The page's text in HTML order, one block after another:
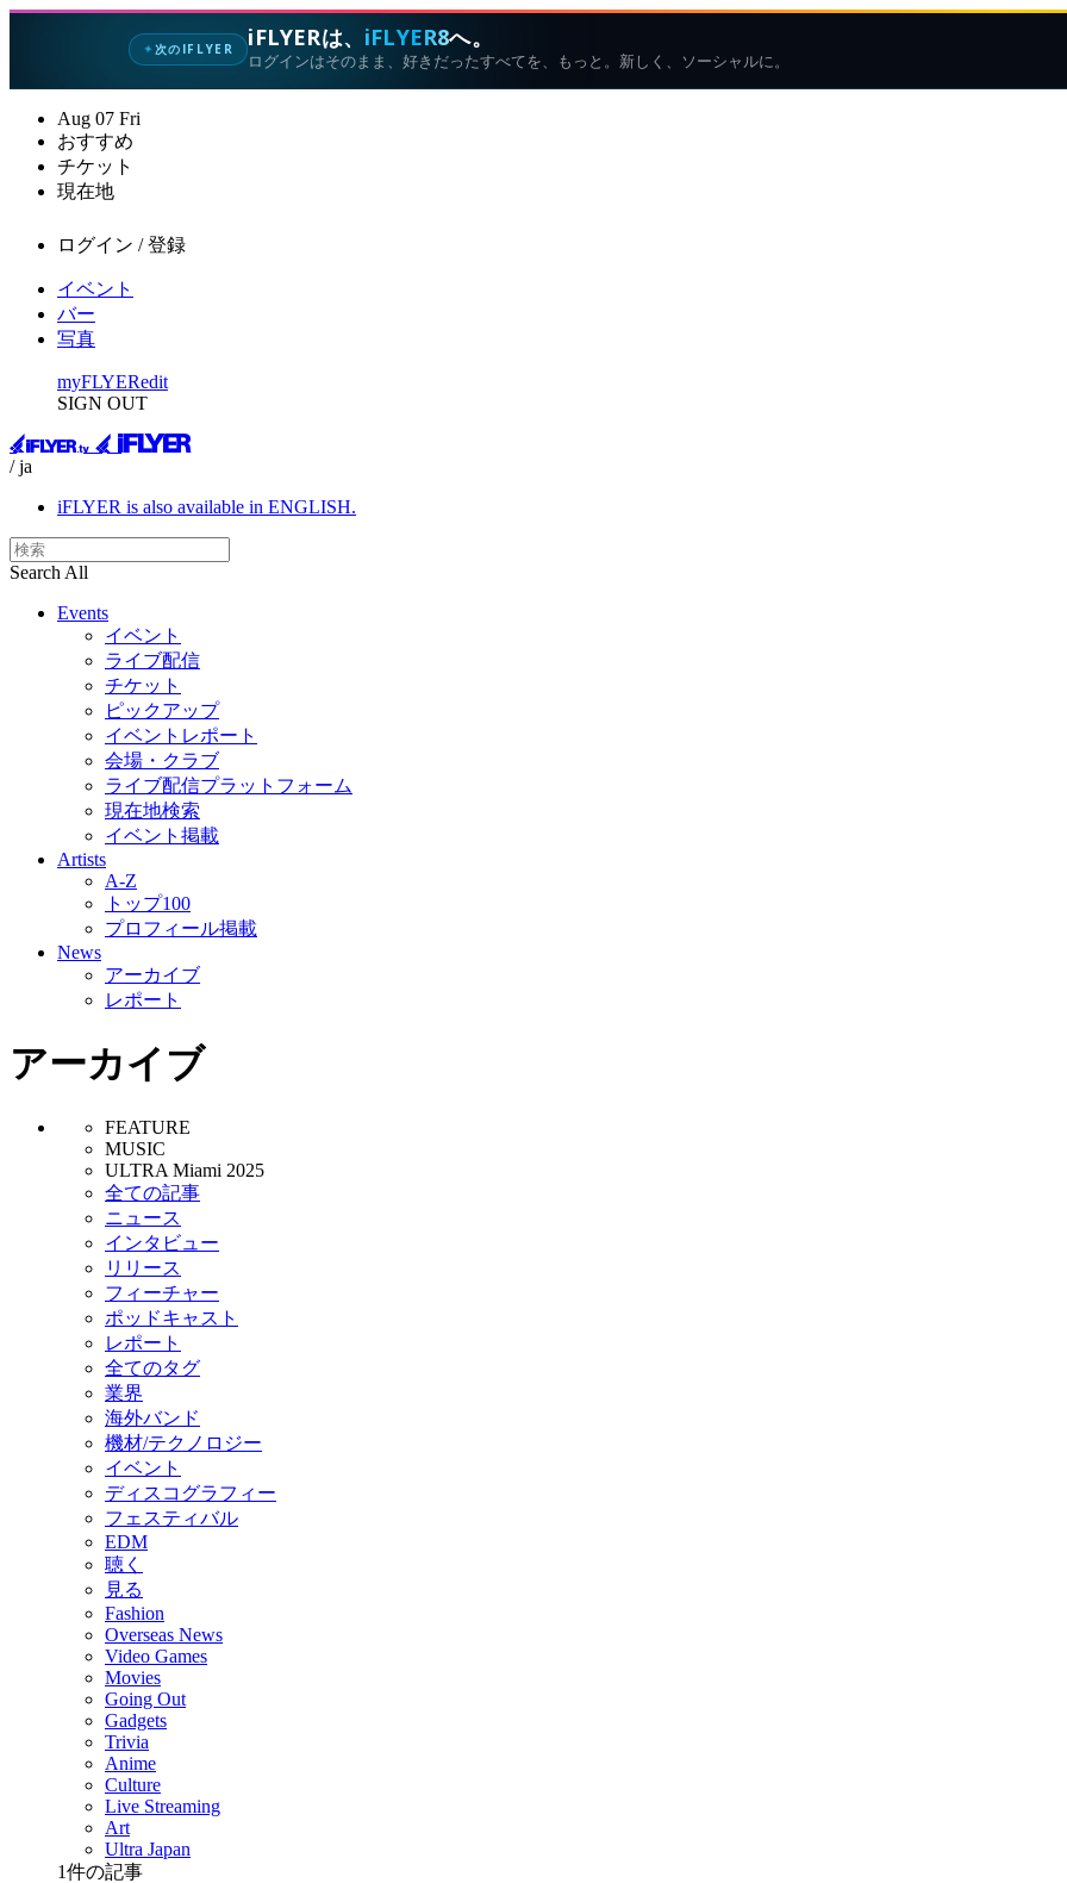
✦次のIFLYER iFLYERは、 iFLYER8へ。
ログインはそのまま、好きだったすべてを、もっと。新しく、ソーシャルに。
Aug 07 Fri
おすすめ
チケット
現在地
ログイン / 登録
イベント
バー
写真
myFLYERedit
SIGN OUT
/ ja
iFLYER is also available in ENGLISH.
Search All
Events
イベント
ライブ配信
チケット
ピックアップ
イベントレポート
会場・クラブ
ライブ配信プラットフォーム
現在地検索
イベント掲載
Artists
A-Z
トップ100
プロフィール掲載
News
アーカイブ
レポート
アーカイブ
FEATURE
MUSIC
ULTRA Miami 2025
全ての記事
ニュース
インタビュー
リリース
フィーチャー
ポッドキャスト
レポート
全てのタグ
業界
海外バンド
機材/テクノロジー
イベント
ディスコグラフィー
フェスティバル
EDM
聴く
見る
Fashion
Overseas News
Video Games
Movies
Going Out
Gadgets
Trivia
Anime
Culture
Live Streaming
Art
Ultra Japan
1件の記事